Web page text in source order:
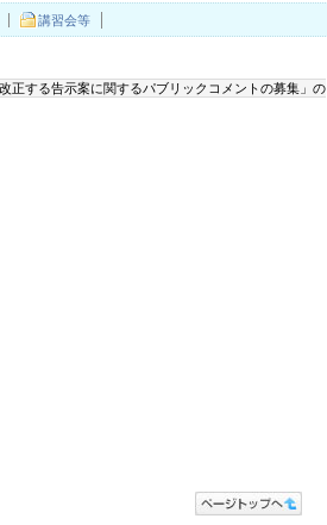
講習会等
正する告示案に関するパブリックコメントの募集」の